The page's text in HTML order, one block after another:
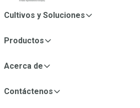
Cultivos y Soluciones
Productos
Acerca de
Contáctenos